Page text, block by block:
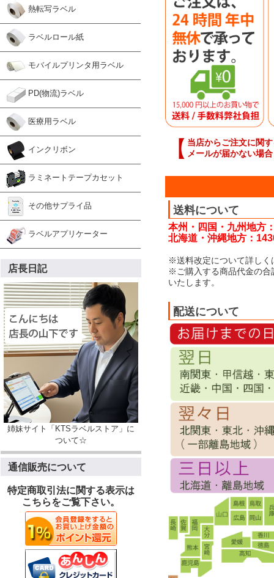
熱転写ラベル
ラベルロール紙
モバイルプリンタ用ラベル
PD(物流)ラベル
医療用ラベル
インクリボン
ラミネートテープカセット
その他サプライ品
ラベルアプリケーター
店長日記
姉妹サイト「KTSラベルストア」に
ついて☆
通信販売について
特定商取引法に関する表示は
こちらをご覧下さい。
【 当店からご注文に関
メールが届かない場合
送料について
本州・四国・九州地方
北海道・沖縄地方：
※送料改定について詳しく
※ご購入する商品代金の合
いたします。
配送について